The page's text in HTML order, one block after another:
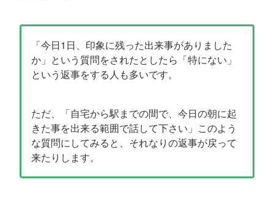
「今日1日、印象に残った出来事がありました
か」という質問をされたとしたら「特にない」
という返事をする人も多いです。
ただ、「自宅から駅までの間で、今日の朝に起
きた事を出来る範囲で話して下さい」このよう
な質問にしてみると、それなりの返事が戻って
来たりします。